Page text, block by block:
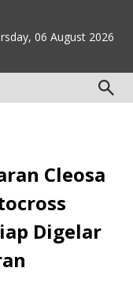
06 August 2026
Cleosa
Digelar